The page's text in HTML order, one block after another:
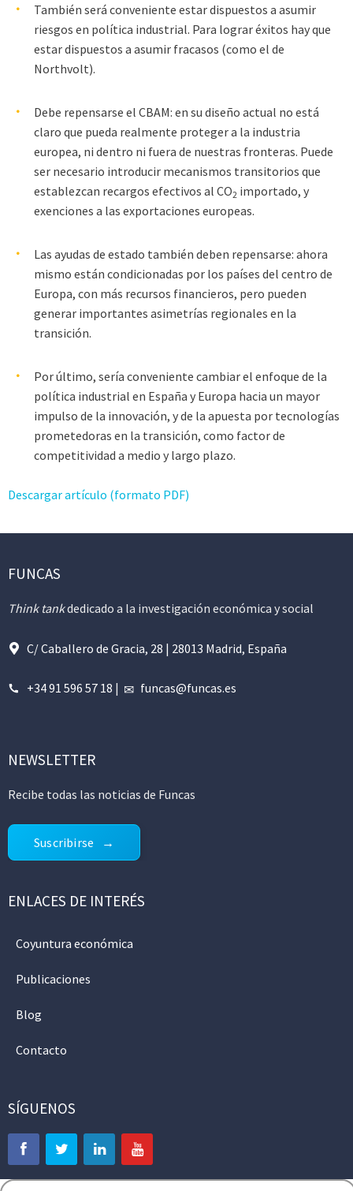
También será conveniente estar dispuestos a asumir
riesgos en política industrial. Para lograr éxitos hay que
estar dispuestos a asumir fracasos (como el de
Northvolt).
Debe repensarse el CBAM: en su diseño actual no está
claro que pueda realmente proteger a la industria
europea, ni dentro ni fuera de nuestras fronteras. Puede
ser necesario introducir mecanismos transitorios que
establezcan recargos efectivos al CO2 importado, y
exenciones a las exportaciones europeas.
Las ayudas de estado también deben repensarse: ahora
mismo están condicionadas por los países del centro de
Europa, con más recursos financieros, pero pueden
generar importantes asimetrías regionales en la
transición.
Por último, sería conveniente cambiar el enfoque de la
política industrial en España y Europa hacia un mayor
impulso de la innovación, y de la apuesta por tecnologías
prometedoras en la transición, como factor de
competitividad a medio y largo plazo.
Descargar artículo (formato PDF)
FUNCAS
Think tankdedicado a la investigación económica y social
C/ Caballero de Gracia, 28 | 28013 Madrid, España
+34 91 596 57 18 | funcas@funcas.es
NEWSLETTER
Recibe todas las noticias de Funcas
Suscribirse
ENLACES DE INTERÉS
Coyuntura económica
Publicaciones
Blog
Contacto
SÍGUENOS